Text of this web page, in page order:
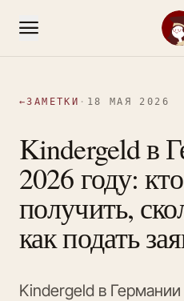
←ЗАМЕТКИ · 18 МАЯ 2026
Kindergeld в
2026 году:
получить,
как подать
Kindergeld в